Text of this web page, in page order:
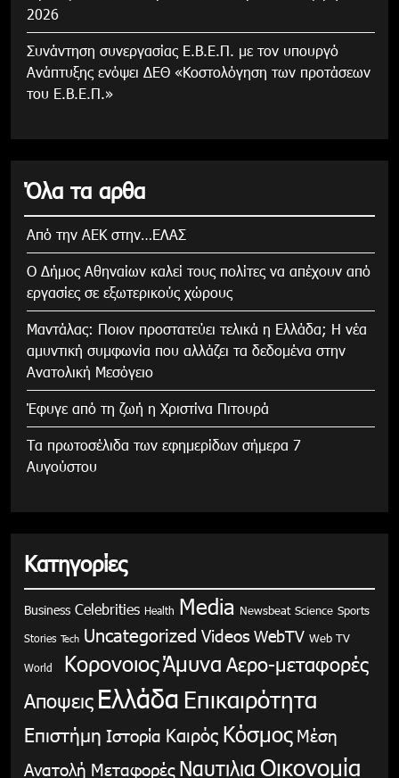
2026
Συνάντηση συνεργασίας Ε.Β.Ε.Π. με τον υπουργό
Ανάπτυξης ενόψει ΔΕΘ «Κοστολόγηση των προτάσεων
του Ε.Β.Ε.Π.»
Όλα τα αρθα
Από την ΑΕΚ στην…ΕΛΑΣ
Ο Δήμος Αθηναίων καλεί τους πολίτες να απέχουν από
εργασίες σε εξωτερικούς χώρους
Μαντάλας: Ποιον προστατεύει τελικά η Ελλάδα; Η νέα
αμυντική συμφωνία που αλλάζει τα δεδομένα στην
Ανατολική Μεσόγειο
Έφυγε από τη ζωή η Χριστίνα Πιτουρά
Τα πρωτοσέλιδα των εφημερίδων σήμερα 7
Αυγούστου
Κατηγορίες
Business Celebrities Health Media Newsbeat Science Sports
Stories Tech Uncategorized Videos WebTV Web TV
World ΚορονοιοςΆμυνα Αερο-μεταφορές
Αποψεις Ελλάδα Επικαιρότητα
Επιστήμη Ιστορία Καιρός Κόσμος Μέση
Ανατολή Μεταφορές Ναυτιλια Οικονομία